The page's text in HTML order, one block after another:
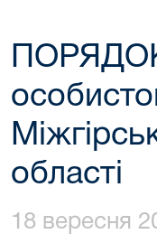
ПОРЯДОК
області
18 вересня